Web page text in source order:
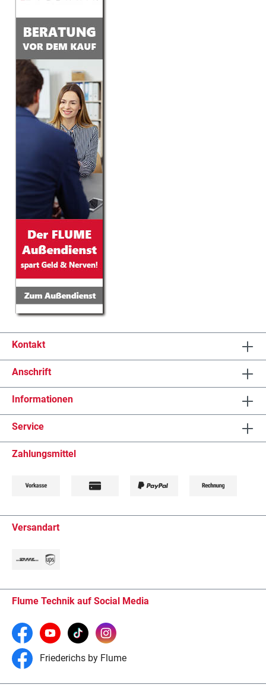
Kontakt
Anschrift
Informationen
Service
Zahlungsmittel
Versandart
Flume Technik auf Social Media
Friederichs by Flume